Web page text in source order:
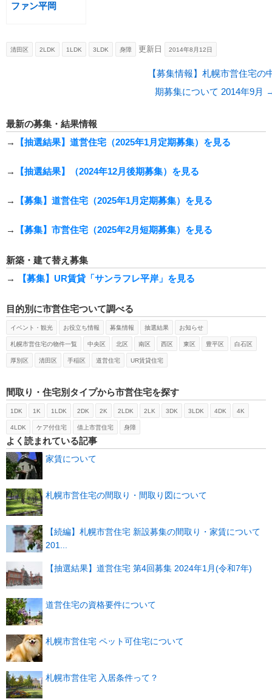
ファン平岡
清田区 2LDK 1LDK 3LDK 身障 更新日 2014年8月12日
【募集情報】札幌市営住宅の
期募集について 2014年9月
最新の募集・結果情報
→
【抽選結果】道営住宅（2025年1月定期募集）を見る
→ 【抽選結果】（2024年12月後期募集）を見る
→ 【募集】道営住宅（2025年1月定期募集）を見る
→ 【募集】市営住宅（2025年2月短期募集）を見る
新築・建て替え募集
→
【募集】UR賃貸「サンラフレ平岸」を見る
目的別に市営住宅ついて調べる
イベント・観光 お役立ち情報 募集情報 抽選結果 お知らせ
札幌市営住宅の物件一覧 中央区 北区 南区 西区 東区 豊平区 白石区
厚別区 清田区 手稲区 道営住宅 UR賃貸住宅
間取り・住宅別タイプから市営住宅を探す
1DK 1K 1LDK 2DK 2K 2LDK 2LK 3DK 3LDK 4DK 4K
4LDK ケア付住宅 借上市営住宅 身障
よく読まれている記事
家賃について
札幌市営住宅の間取り・間取り図について
【続編】札幌市営住宅 新設募集の間取り・家賃について
201...
【抽選結果】道営住宅 第4回募集 2024年1月(令和7年)
道営住宅の資格要件について
札幌市営住宅 ペット可住宅について
札幌市営住宅 入居条件って？